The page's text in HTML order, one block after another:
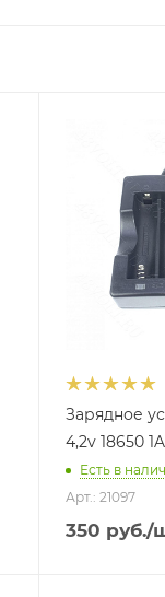
Зарядное
4,2v 18650
Есть в
Арт.: 21097
350 руб./